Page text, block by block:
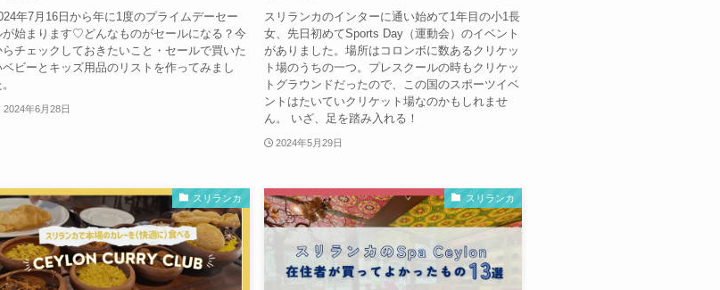
年7月16日から年に1度のプライムデーセー
が始まります♡どんなものがセールになる？今
らチェックしておきたいこと・セールで買いた
ベビーとキッズ用品のリストを作ってみまし
2024年6月28日
スリランカのインターに通い始めて1年目の小1長
女、先日初めてSports Day（運動会）のイベント
がありました。場所はコロンボに数あるクリケッ
ト場のうちの一つ。プレスクールの時もクリケッ
トグラウンドだったので、この国のスポーツイベ
ントはたいていクリケット場なのかもしれませ
ん。 いざ、足を踏み入れる！
2024年5月29日
スリランカ スリランカ